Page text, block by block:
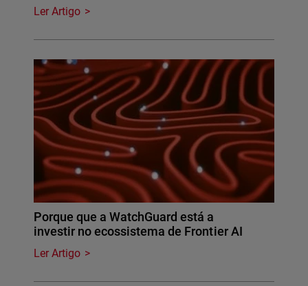
Ler Artigo
Porque que a WatchGuard está a
investir no ecossistema de Frontier AI
Ler Artigo